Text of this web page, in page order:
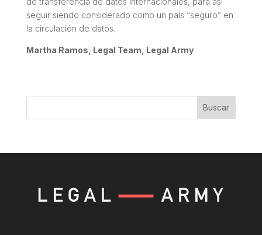
seguir siendo considerado como un país “seguro” en
la circulación de datos.
Martha Ramos, Legal Team, Legal Army
Buscar